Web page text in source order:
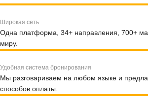
Широкая сеть
Одна платформа, 34+ направления, 700+
миру.
Удобная система бронирования
Мы разговариваем на любом языке и
способов оплаты.